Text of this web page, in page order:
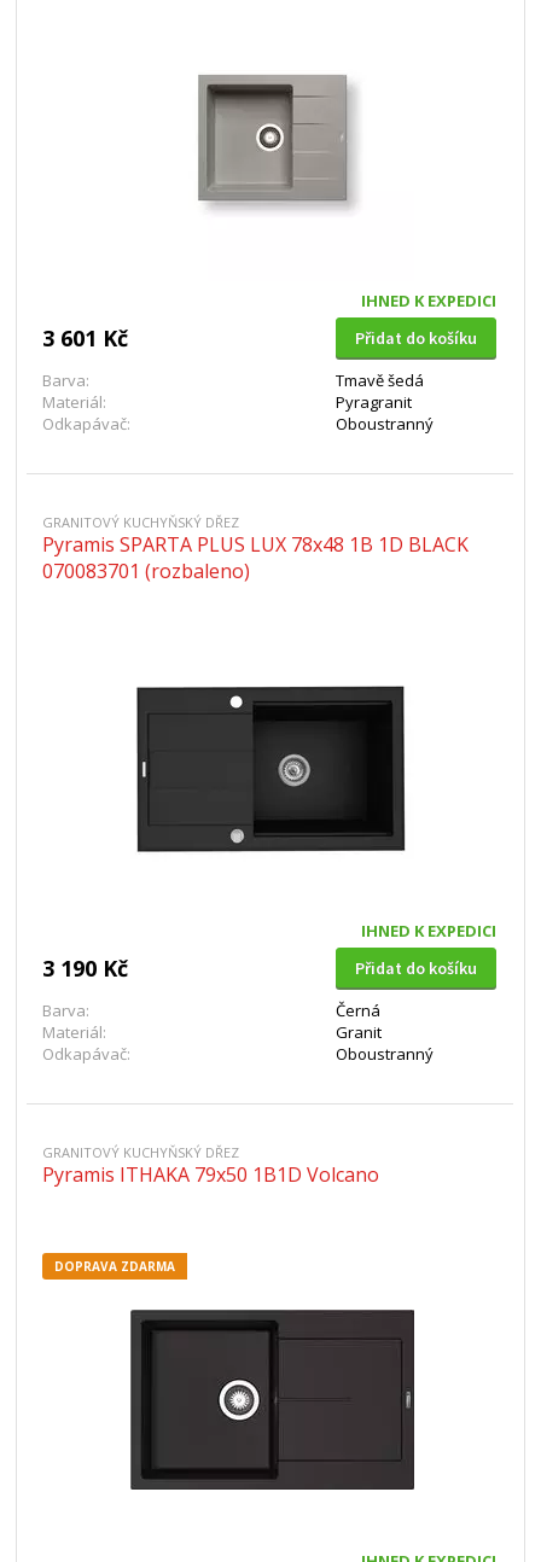
IHNED K EXPEDICI
3 601 Kč
Přidat do košíku
Barva:
Tmavě šedá
Materiál:
Pyragranit
Odkapávač:
Oboustranný
GRANITOVÝ KUCHYŇSKÝ DŘEZ
Pyramis SPARTA PLUS LUX 78x48 1B 1D BLACK
070083701 (rozbaleno)
IHNED K EXPEDICI
3 190 Kč
Přidat do košíku
Barva:
Černá
Materiál:
Granit
Odkapávač:
Oboustranný
GRANITOVÝ KUCHYŇSKÝ DŘEZ
Pyramis ITHAKA 79x50 1B1D Volcano
DOPRAVA ZDARMA